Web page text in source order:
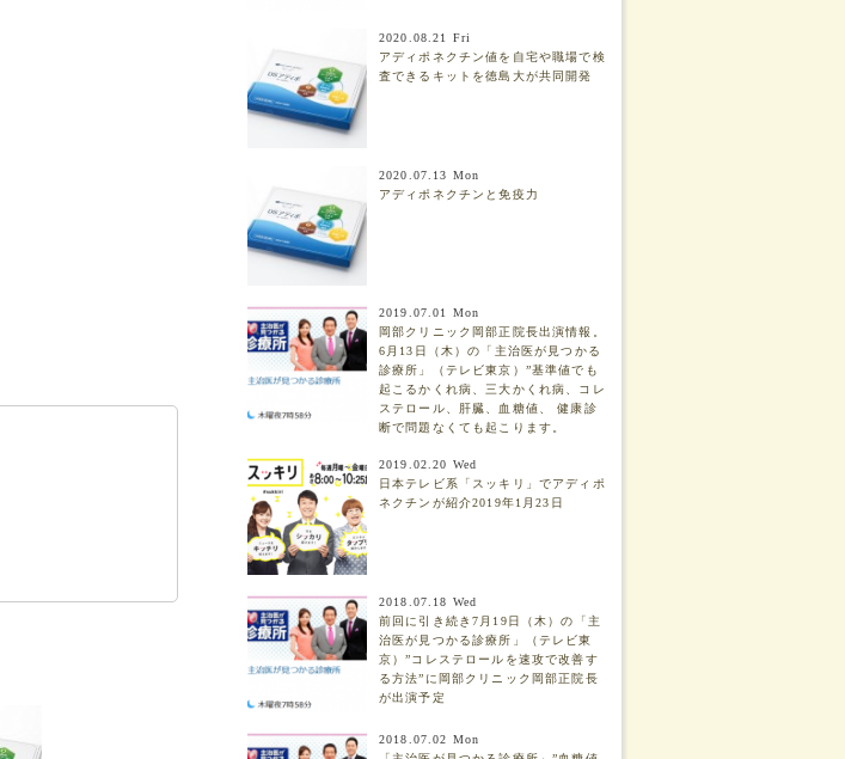
2020.08.21 Fri
アディポネクチン値を自宅や職場で検
査できるキットを徳島大が共同開発
2020.07.13 Mon
アディポネクチンと免疫力
2019.07.01 Mon
岡部クリニック岡部正院長出演情報。
6月13日（木）の「主治医が見つかる
診療所」（テレビ東京）”基準値でも
起こるかくれ病、三大かくれ病、コレ
ステロール、肝臓、血糖値、 健康診
断で問題なくても起こります。
2019.02.20 Wed
日本テレビ系「スッキリ」でアディポ
ネクチンが紹介2019年1月23日
2018.07.18 Wed
前回に引き続き7月19日（木）の「主
治医が見つかる診療所」（テレビ東
京）”コレステロールを速攻で改善す
る方法”に岡部クリニック岡部正院長
が出演予定
2018.07.02 Mon